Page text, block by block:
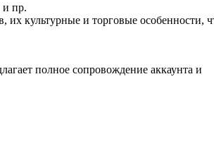
и пр.
их культурные и торговые особенности,
полное сопровождение аккаунта и